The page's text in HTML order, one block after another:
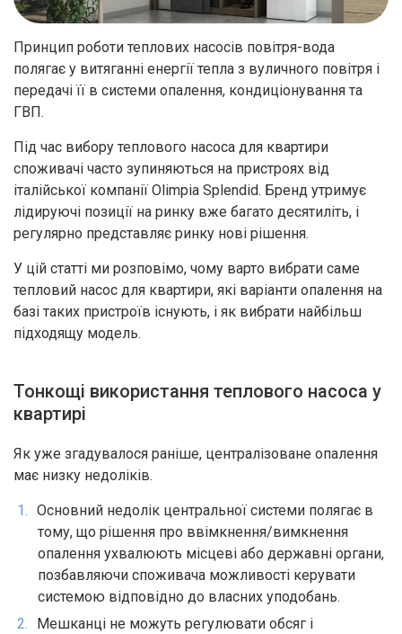
Принцип роботи теплових насосів повітря-вода
полягає у витяганні енергії тепла з вуличного повітря і
передачі її в системи опалення, кондиціонування та
ГВП.
Під час вибору теплового насоса для квартири
споживачі часто зупиняються на пристроях від
італійської компанії Olimpia Splendid. Бренд утримує
лідируючі позиції на ринку вже багато десятиліть, і
регулярно представляє ринку нові рішення.
У цій статті ми розповімо, чому варто вибрати саме
тепловий насос для квартири, які варіанти опалення на
базі таких пристроїв існують, і як вибрати найбільш
підходящу модель.
Тонкощі використання теплового насоса у
квартирі
Як уже згадувалося раніше, централізоване опалення
має низку недоліків.
Основний недолік центральної системи полягає в
тому, що рішення про ввімкнення/вимкнення
опалення ухвалюють місцеві або державні органи,
позбавляючи споживача можливості керувати
системою відповідно до власних уподобань.
Мешканці не можуть регулювати обсяг і